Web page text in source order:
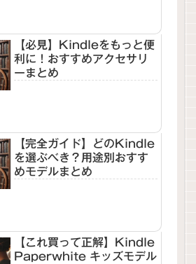
【必見】Kindleをもっと便
利に！おすすめアクセサリ
ーまとめ
【完全ガイド】どのKindle
を選ぶべき？用途別おすす
めモデルまとめ
【これ買って正解】Kindle
Paperwhite キッズモデル